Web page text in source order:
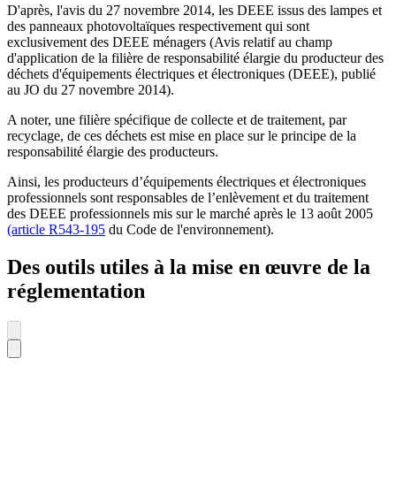
D'après, l'avis du 27 novembre 2014, les DEEE issus des lampes et
des panneaux photovoltaïques respectivement qui sont
exclusivement des DEEE ménagers (Avis relatif au champ
d'application de la filière de responsabilité élargie du producteur des
déchets d'équipements électriques et électroniques (DEEE), publié
au JO du 27 novembre 2014).
A noter, une filière spécifique de collecte et de traitement, par
recyclage, de ces déchets est mise en place sur le principe de la
responsabilité élargie des producteurs.
Ainsi, les producteurs d’équipements électriques et électroniques
professionnels sont responsables de l’enlèvement et du traitement
des DEEE professionnels mis sur le marché après le 13 août 2005
(article R543-195 du Code de l'environnement).
Des outils utiles à la mise en œuvre de la
réglementation